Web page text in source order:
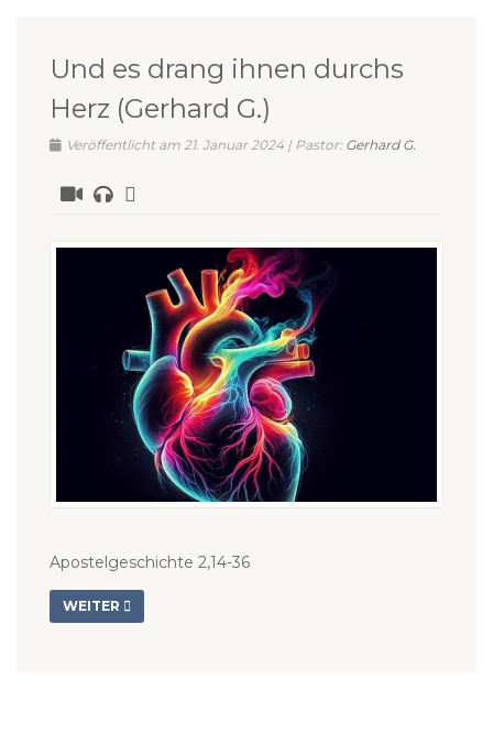
Und es drang ihnen durchs
Herz (Gerhard G.)
Veröffentlicht am 21. Januar 2024 | Pastor: Gerhard G.
Apostelgeschichte 2,14-36
WEITER